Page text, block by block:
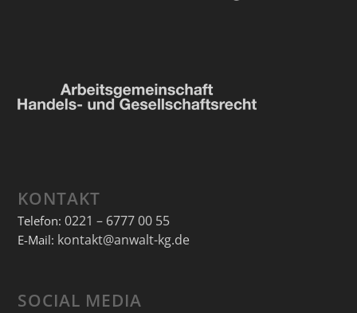
KONTAKT
Telefon: 0221 – 6777 00 55
E-Mail: kontakt@anwalt-kg.de
SOCIAL MEDIA